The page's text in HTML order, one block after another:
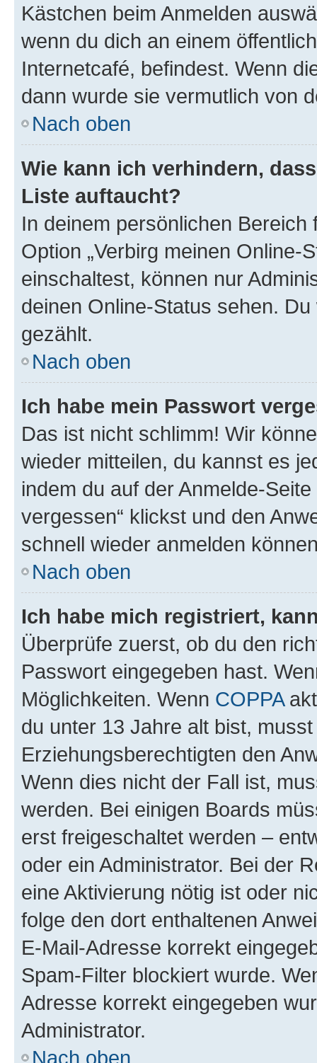
Kästchen beim Anmelden
wenn du dich an einem
Internetcafé, befindest. Wenn
dann wurde sie vermutlich von
Nach oben
Wie kann ich verhindern,
Liste auftaucht?
In deinem persönlichen
Option „Verbirg meinen Online-
einschaltest, können nur
deinen Online-Status sehen.
gezählt.
Nach oben
Ich habe mein Passwort
Das ist nicht schlimm! Wir
wieder mitteilen, du kannst es
indem du auf der Anmelde-
vergessen“ klickst und den
schnell wieder anmelden
Nach oben
Ich habe mich registriert,
Überprüfe zuerst, ob du den
Passwort eingegeben hast.
Möglichkeiten. Wenn COPPA
du unter 13 Jahre alt bist,
Erziehungsberechtigten den
Wenn dies nicht der Fall ist,
werden. Bei einigen Boards
erst freigeschaltet werden –
oder ein Administrator. Bei der
eine Aktivierung nötig ist oder
folge den dort enthaltenen
E-Mail-Adresse korrekt
Spam-Filter blockiert wurde.
Adresse korrekt eingegeben
Administrator.
Nach oben